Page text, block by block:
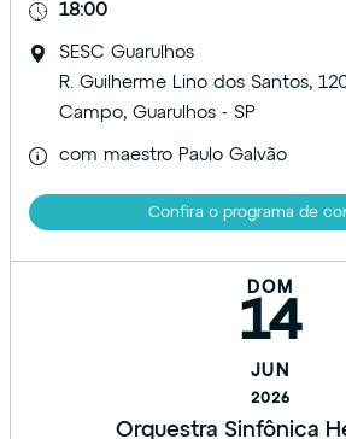
18:00
SESC Guarulhos
R. Guilherme Lino dos Santos,
Campo, Guarulhos - SP
com maestro Paulo Galvão
Confira o programa de
DOM
14
JUN
2026
Orquestra Sinfônica